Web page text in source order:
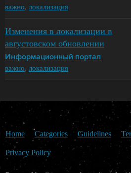
важно, локализация
Изменения в локализации в
августовском обновлении
Информационный портал
важно, локализация
Home Categories Guidelines
Privacy Policy